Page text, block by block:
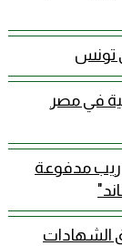
تونس
في مصر
مدفوعة
الشهادات